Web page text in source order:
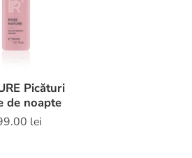
Picături
de noapte
lei